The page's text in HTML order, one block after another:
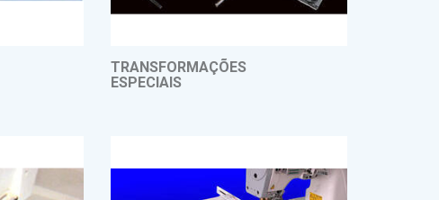
TRANSFORMAÇÕES
ESPECIAIS